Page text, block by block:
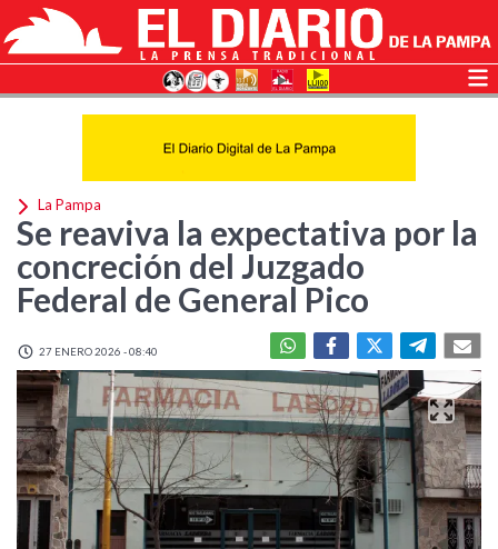
La Pampa
Se reaviva la expectativa por la
concreción del Juzgado
Federal de General Pico
27 ENERO 2026 - 08:40